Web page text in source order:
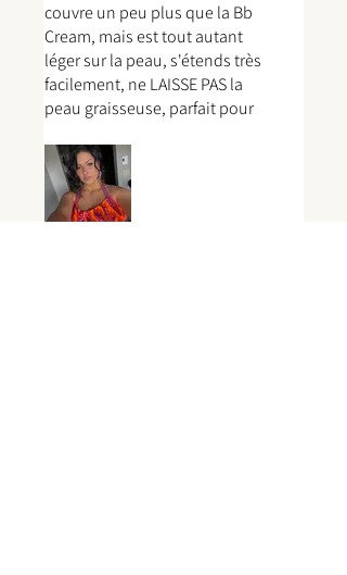
couvre un peu plus que la Bb
Cream, mais est tout autant
léger sur la peau, s'étends très
facilement, ne LAISSE PAS la
peau graisseuse, parfait pour
GLAM !!